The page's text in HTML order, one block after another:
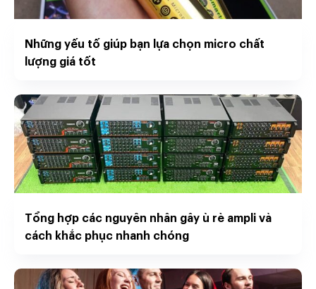
Những yếu tố giúp bạn lựa chọn micro chất
lượng giá tốt
Tổng hợp các nguyên nhân gây ù rè ampli và
cách khắc phục nhanh chóng